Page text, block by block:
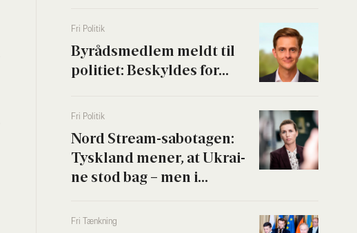
Fri Poli­tik
Byrå­ds­med­lem meldt til
poli­ti­et: Beskyl­des for...
Fri Poli­tik
Nord Stream-sabo­ta­gen:
Tys­kland mener, at Ukrai­
ne stod bag – men i...
Fri Tænk­ning